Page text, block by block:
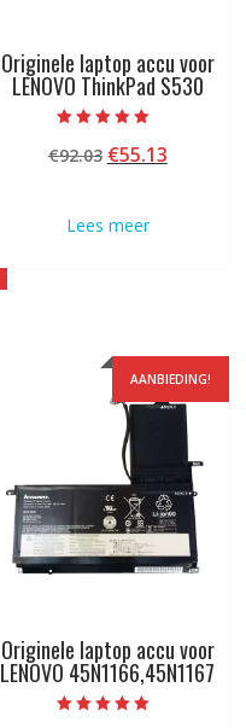
Originele laptop accu voor
LENOVO ThinkPad S530
5.00
van 5
€92.03
€92.03.
€55.13Huidige
Lees meer
AANBIEDING!
Originele laptop accu voor
LENOVO 45N1166,45N1167